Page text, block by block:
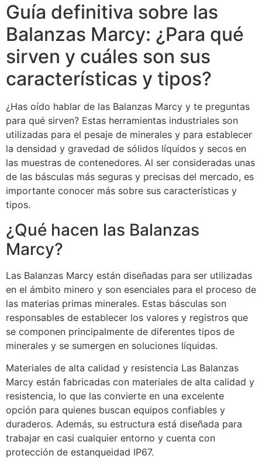
Guía definitiva sobre las
Balanzas Marcy: ¿Para qué
sirven y cuáles son sus
características y tipos?
¿Has oído hablar de las Balanzas Marcy y te preguntas
para qué sirven? Estas herramientas industriales son
utilizadas para el pesaje de minerales y para establecer
la densidad y gravedad de sólidos líquidos y secos en
las muestras de contenedores. Al ser consideradas unas
de las básculas más seguras y precisas del mercado, es
importante conocer más sobre sus características y
tipos.
¿Qué hacen las Balanzas
Marcy?
Las Balanzas Marcy están diseñadas para ser utilizadas
en el ámbito minero y son esenciales para el proceso de
las materias primas minerales. Estas básculas son
responsables de establecer los valores y registros que
se componen principalmente de diferentes tipos de
minerales y se sumergen en soluciones líquidas.
Materiales de alta calidad y resistencia Las Balanzas
Marcy están fabricadas con materiales de alta calidad y
resistencia, lo que las convierte en una excelente
opción para quienes buscan equipos confiables y
duraderos. Además, su estructura está diseñada para
trabajar en casi cualquier entorno y cuenta con
protección de estanqueidad IP67.